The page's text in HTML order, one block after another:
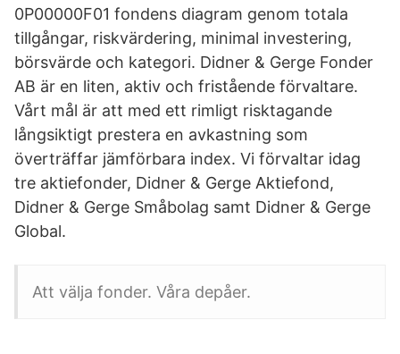
0P00000F01 fondens diagram genom totala
tillgångar, riskvärdering, minimal investering,
börsvärde och kategori. Didner & Gerge Fonder
AB är en liten, aktiv och fristående förvaltare.
Vårt mål är att med ett rimligt risktagande
långsiktigt prestera en avkastning som
överträffar jämförbara index. Vi förvaltar idag
tre aktiefonder, Didner & Gerge Aktiefond,
Didner & Gerge Småbolag samt Didner & Gerge
Global.
Att välja fonder. Våra depåer.